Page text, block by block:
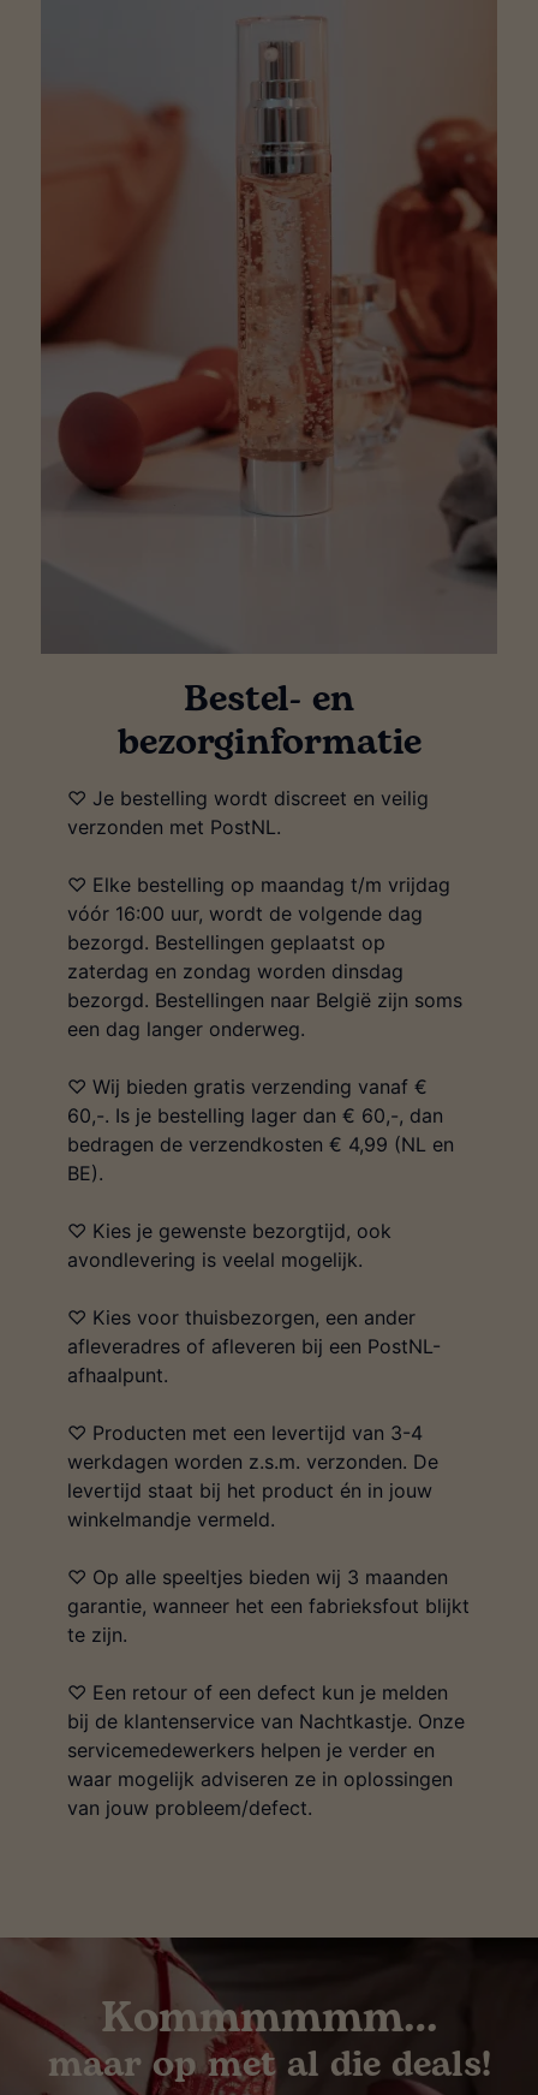
Bestel- en
bezorginformatie
♡ Je bestelling wordt discreet en veilig
verzonden met PostNL.
♡ Elke bestelling op maandag t/m vrijdag
vóór 16:00 uur, wordt de volgende dag
bezorgd. Bestellingen geplaatst op
zaterdag en zondag worden dinsdag
bezorgd. Bestellingen naar België zijn soms
een dag langer onderweg.
♡ Wij bieden gratis verzending vanaf €
60,-. Is je bestelling lager dan € 60,-, dan
bedragen de verzendkosten € 4,99 (NL en
BE).
♡ Kies je gewenste bezorgtijd, ook
avondlevering is veelal mogelijk.
♡ Kies voor thuisbezorgen, een ander
afleveradres of afleveren bij een PostNL-
afhaalpunt.
♡ Producten met een levertijd van 3-4
werkdagen worden z.s.m. verzonden. De
levertijd staat bij het product én in jouw
winkelmandje vermeld.
♡ Op alle speeltjes bieden wij 3 maanden
garantie, wanneer het een fabrieksfout blijkt
te zijn.
♡ Een retour of een defect kun je melden
bij de klantenservice van Nachtkastje. Onze
servicemedewerkers helpen je verder en
waar mogelijk adviseren ze in oplossingen
van jouw probleem/defect.
Kommmmmm…
maar op met al die deals!